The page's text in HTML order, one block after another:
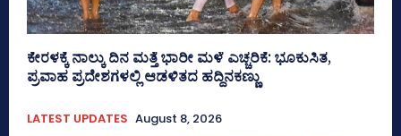
ಕೇರಳಕ್ಕೆ ನಾಲ್ಕು ದಿನ ಮತ್ತೆ ಭಾರೀ ಮಳೆ ಎಚ್ಚರಿಕೆ: ಭೂಕುಸಿತ,
ಪ್ರವಾಹ ಪ್ರದೇಶಗಳಲ್ಲಿ ಆಡಳಿತದ ಹದ್ದಿನಕಣ್ಣು
LATEST UPDATES August 8, 2026